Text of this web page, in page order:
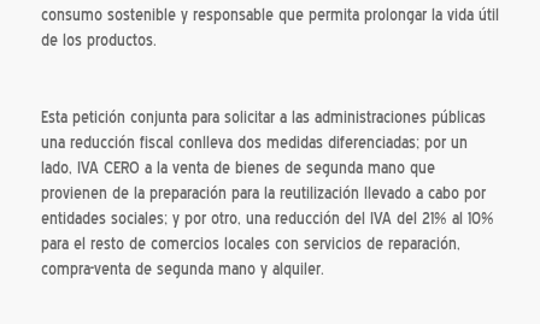
consumo sostenible y responsable que permita prolongar la vida útil
de los productos.
Esta petición conjunta para solicitar a las administraciones públicas
una reducción fiscal conlleva dos medidas diferenciadas; por un
lado, IVA CERO a la venta de bienes de segunda mano que
provienen de la preparación para la reutilización llevado a cabo por
entidades sociales; y por otro, una reducción del IVA del 21% al 10%
para el resto de comercios locales con servicios de reparación,
compra-venta de segunda mano y alquiler.